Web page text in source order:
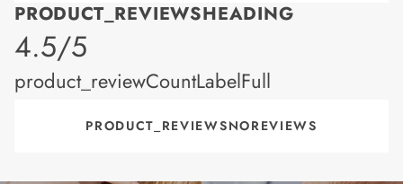
PRODUCT_REVIEWSHEADING
product_rating
4.5/5
product_reviewCountLabelFull
PRODUCT_REVIEWSNOREVIEWS